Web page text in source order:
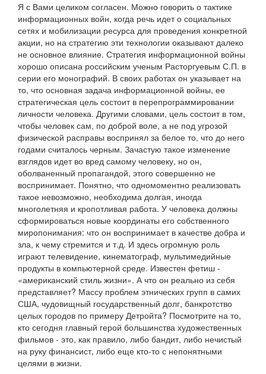
Я с Вами целиком согласен. Можно говорить о тактике
информационных войн, когда речь идет о социальных
сетях и мобилизации ресурса для проведения конкретной
акции, но на стратегию эти технологии оказывают далеко
не основное влияние. Стратегия информационной войны
хорошо описана российским ученым Расторгуевым С.П. в
серии его монографий. В своих работах он указывает на
то, что основная задача информационной войны, ее
стратегическая цель состоит в перепрограммировании
личности человека. Другими словами, цель состоит в том,
чтобы человек сам, по доброй воле, а не под угрозой
физической расправы воспринял за белое то, что до него
годами считалось черным. Зачастую такое изменение
взглядов идет во вред самому человеку, но он,
оболваненный пропагандой, этого совершенно не
воспринимает. Понятно, что одномоментно реализовать
такое невозможно, необходима долгая, иногда
многолетняя и кропотливая работа. У человека должны
сформироваться новые координаты его собственного
миропонимания: что он воспринимает в качестве добра и
зла, к чему стремится и т.д. И здесь огромную роль
играют телевидение, кинематограф, мультимедийные
продукты в компьютерной среде. Известен фетиш -
«американский стиль жизни». А что он реально из себя
представляет? Массу проблем этнических групп в самих
США, чудовищный государственный долг, банкротство
целых городов по примеру Детройта? Посмотрите на то,
кто сегодня главный герой большинства художественных
фильмов - это, как правило, либо бандит, либо нечистый
на руку финансист, либо еще кто-то с непонятными
целями в жизни.